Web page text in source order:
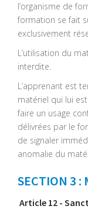
l’organisme de
formation se fait
exclusivement
L’utilisation du
interdite.
L’apprenant est
matériel qui lui
faire un usage
délivrées par le
de signaler
anomalie du
SECTION 3 :
Article 12 -